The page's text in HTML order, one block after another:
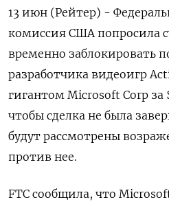
13 июн (Рейтер) -
комиссия США попросила
временно заблокировать
разработчика видеоигр
гигантом Microsoft Corp
чтобы сделка не была
будут рассмотрены
против нее.
FTC сообщила, что